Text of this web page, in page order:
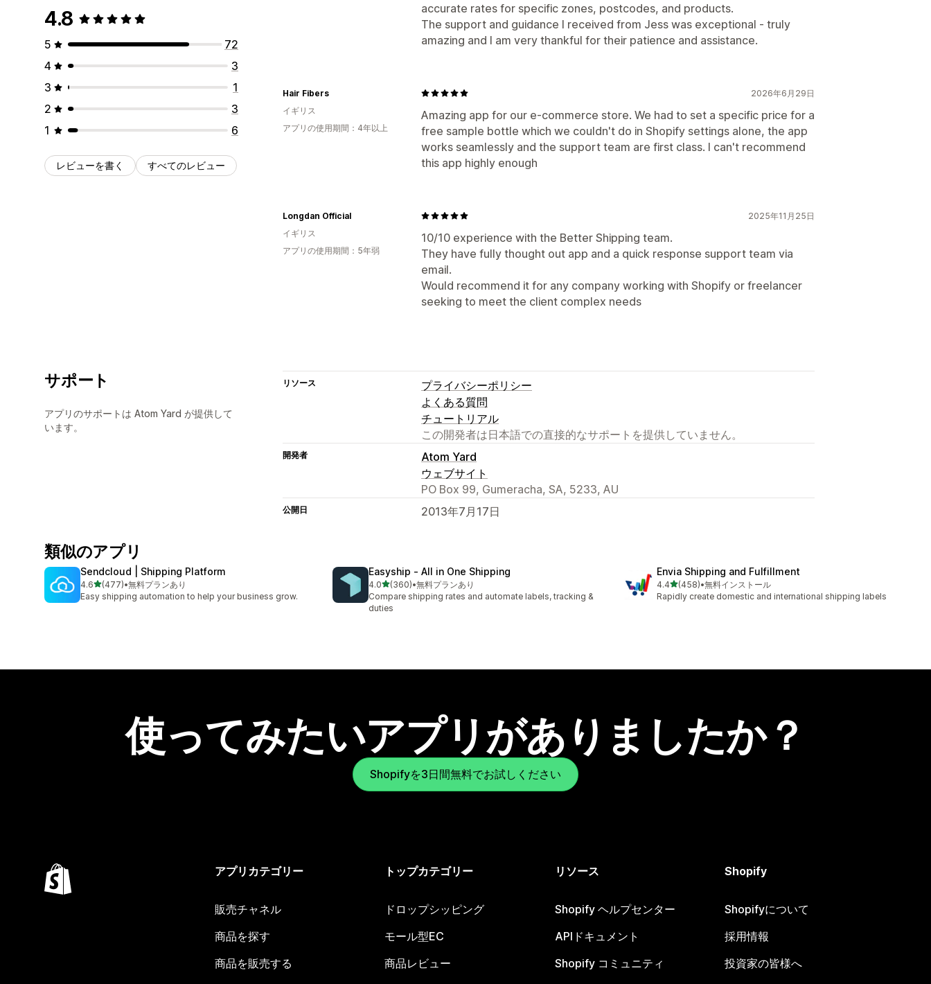
4.8
5
72
4
3
3
1
2
3
1
6
レビューを書く すべてのレビュー
accurate rates for specific zones, postcodes, and products.
The support and guidance I received from Jess was exceptional - truly
amazing and I am very thankful for their patience and assistance.
2026年6月29日
Amazing app for our e-commerce store. We had to set a specific price for a
free sample bottle which we couldn't do in Shopify settings alone, the app
works seamlessly and the support team are first class. I can't recommend
this app highly enough
Hair Fibers
イギリス
アプリの使用期間：4年以上
2025年11月25日
10/10 experience with the Better Shipping team.
They have fully thought out app and a quick response support team via
email.
Would recommend it for any company working with Shopify or freelancer
seeking to meet the client complex needs
Longdan Official
イギリス
アプリの使用期間：5年弱
サポート
アプリのサポートは Atom Yard が提供して
います。
リソース
プライバシーポリシー
よくある質問
チュートリアル
この開発者は日本語での直接的なサポートを提供していません。
開発者
Atom Yard
ウェブサイト
PO Box 99, Gumeracha, SA, 5233, AU
公開日 2013年7月17日
類似のアプリ
Sendcloud | Shipping Platform
4.65つ星中
(477)
合計レビュー数：477件
•無料プランあり
Easy shipping automation to help your business grow.
Easyship ‑ All in One Shipping
4.05つ星中
(360)
合計レビュー数：360件
•無料プランあり
Compare shipping rates and automate labels, tracking &
duties
Envia Shipping and Fulfillment
4.45つ星中
(458)
合計レビュー数：458件
•無料インストール
Rapidly create domestic and international shipping labels
使ってみたいアプリがありましたか？
Shopifyを3日間無料でお試しください
アプリカテゴリー
販売チャネル
商品を探す
商品を販売する
トップカテゴリー
ドロップシッピング
モール型EC
商品レビュー
リソース
Shopify ヘルプセンター
APIドキュメント
Shopify コミュニティ
Shopify
Shopifyについて
採用情報
投資家の皆様へ